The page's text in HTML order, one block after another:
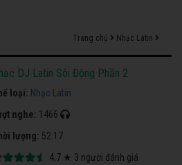
Trang chủ Nhạc Latin
DJ Latin Sôi Động Phần 2
loại: Nhạc Latin
nghe: 1466
lượng: 52:17
4,7 ★ 3 người đánh giá